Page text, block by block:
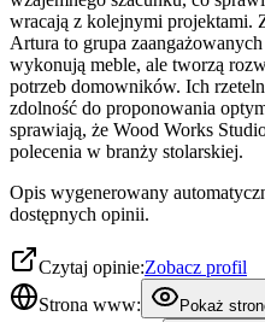
wracają z kolejnymi projektami.
Artura to grupa
wykonują meble, ale tworzą
potrzeb domowników. Ich
zdolność do proponowania
sprawiają, że Wood Works
polecenia w branży stolarskiej.
Opis wygenerowany
dostępnych opinii.
Czytaj opinie:Zobacz profil
Strona www:
Pokaż